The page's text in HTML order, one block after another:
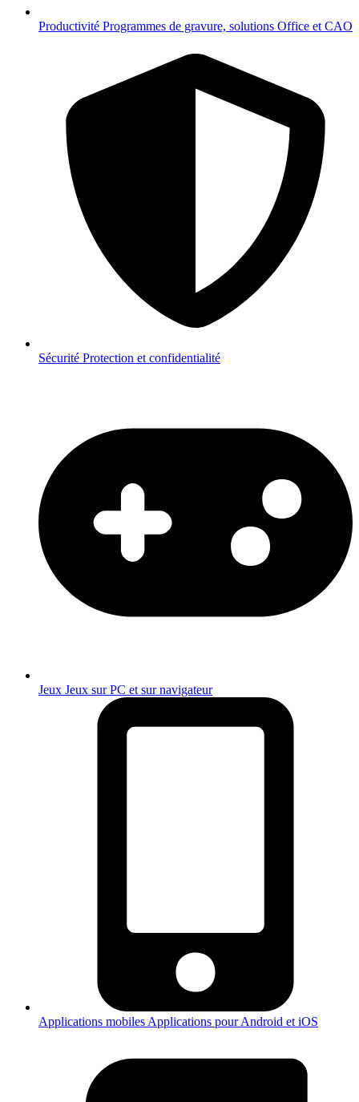
Productivité Programmes de gravure, solutions Office et CAO
Sécurité Protection et confidentialité
Jeux Jeux sur PC et sur navigateur
Applications mobiles Applications pour Android et iOS